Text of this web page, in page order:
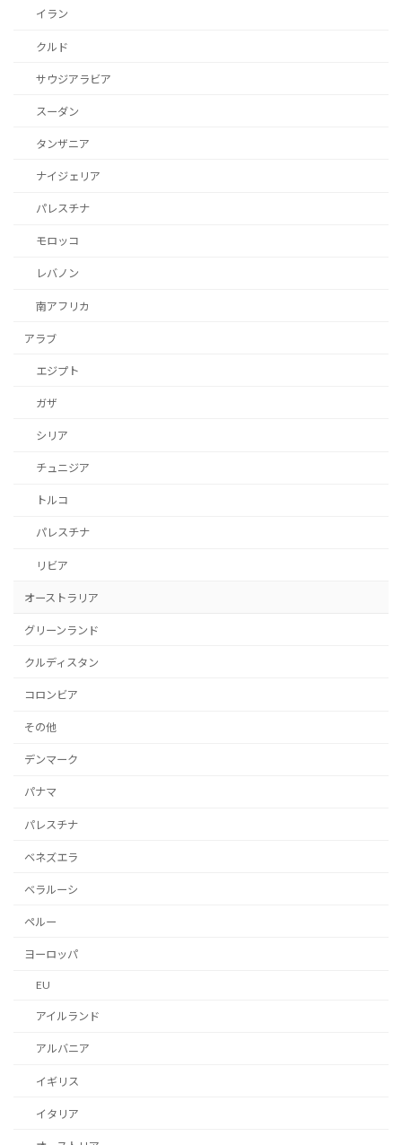
イラン
クルド
サウジアラビア
スーダン
タンザニア
ナイジェリア
パレスチナ
モロッコ
レバノン
南アフリカ
アラブ
エジプト
ガザ
シリア
チュニジア
トルコ
パレスチナ
リビア
オーストラリア
グリーンランド
クルディスタン
コロンビア
その他
デンマーク
パナマ
パレスチナ
ベネズエラ
ベラルーシ
ペルー
ヨーロッパ
EU
アイルランド
アルバニア
イギリス
イタリア